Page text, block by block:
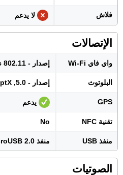
فلاش لا يدعم
الإتصالات
واي فاي Wi-Fi إصدار - 802.11 a/b/g/n/ac
البلوتوث إصدار - 5.0, A2DP, LE, aptX
GPS يدعم
تقنية NFC No
منفذ USB منفذ MicroUSB 2.0
الصوتيات